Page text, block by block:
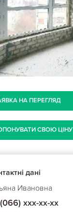
НА ПЕРЕГЛЯД
СВОЮ ЦІНУ
дані
Ивановна
(066) ххх-хх-хх